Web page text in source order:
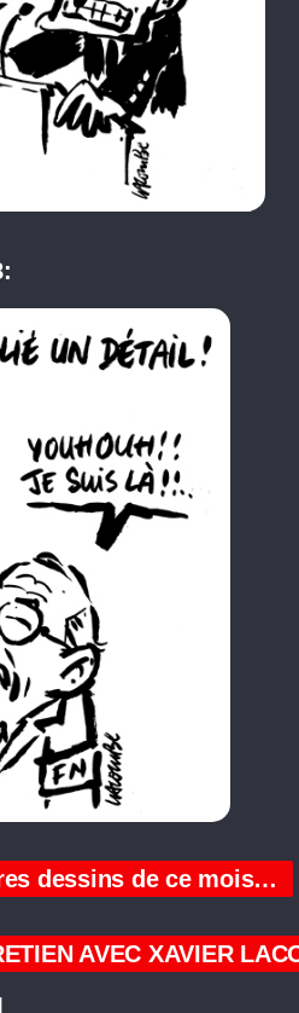
dessins de ce mois…
AVEC XAVIER